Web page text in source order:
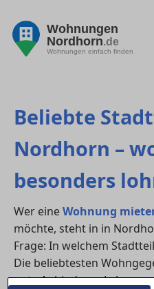
Wohnungen
Nordhorn.de
Wohnungen einfach finden
Beliebte
Nordhorn –
besonders
Wer eineWohnung
möchte, steht in in
Frage: In welchem
Die beliebtesten
gute Anbindung,